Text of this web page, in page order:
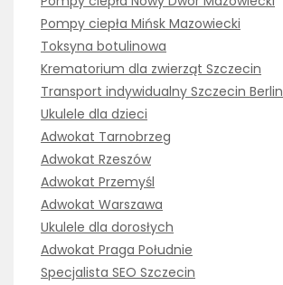
Pompy ciepła Mińsk Mazowiecki
Toksyna botulinowa
Krematorium dla zwierząt Szczecin
Transport indywidualny Szczecin Berlin
Ukulele dla dzieci
Adwokat Tarnobrzeg
Adwokat Rzeszów
Adwokat Przemyśl
Adwokat Warszawa
Ukulele dla dorosłych
Adwokat Praga Południe
Specjalista SEO Szczecin